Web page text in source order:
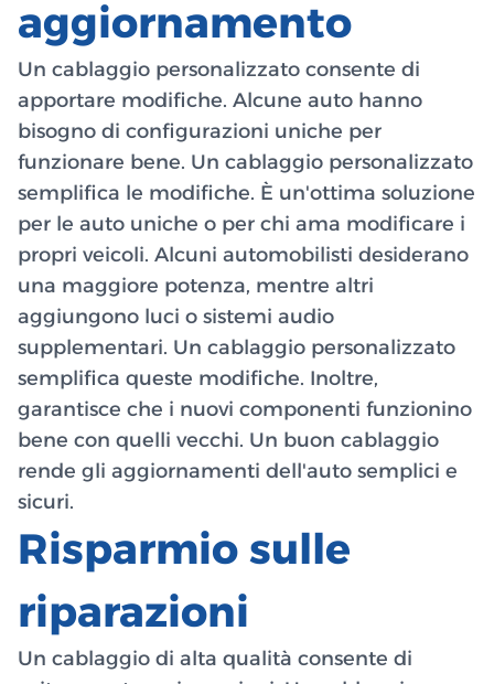
aggiornamento
Un cablaggio personalizzato consente di
apportare modifiche. Alcune auto hanno
bisogno di configurazioni uniche per
funzionare bene. Un cablaggio personalizzato
semplifica le modifiche. È un'ottima soluzione
per le auto uniche o per chi ama modificare i
propri veicoli. Alcuni automobilisti desiderano
una maggiore potenza, mentre altri
aggiungono luci o sistemi audio
supplementari. Un cablaggio personalizzato
semplifica queste modifiche. Inoltre,
garantisce che i nuovi componenti funzionino
bene con quelli vecchi. Un buon cablaggio
rende gli aggiornamenti dell'auto semplici e
sicuri.
Risparmio sulle
riparazioni
Un cablaggio di alta qualità consente di